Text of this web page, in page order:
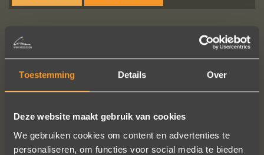
Toestemming Details Over
Deze website maakt gebruik van cookies
We gebruiken cookies om content en advertenties te
personaliseren, om functies voor social media te bieden